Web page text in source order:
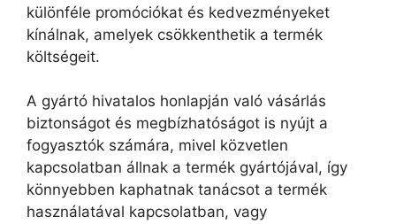
különféle promóciókat és kedvezményeket
kínálnak, amelyek csökkenthetik a termék
költségeit.
A gyártó hivatalos honlapján való vásárlás
biztonságot és megbízhatóságot is nyújt a
fogyasztók számára, mivel közvetlen
kapcsolatban állnak a termék gyártójával, így
könnyebben kaphatnak tanácsot a termék
használatával kapcsolatban, vagy